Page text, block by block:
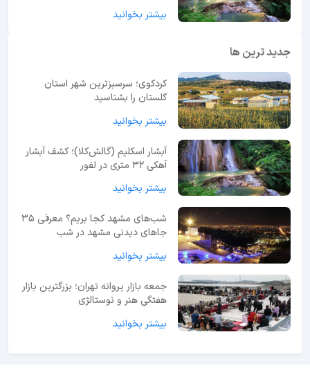
بیشتر بخوانید
جدید ترین ها
کردکوی؛ سرسبزترین شهر استان
گلستان را بشناسید
بیشتر بخوانید
آبشار اسکلیم (گالش‌کلا)؛ کشف آبشار
آهکی ۳۲ متری در لفور
بیشتر بخوانید
شب‌های مشهد کجا بریم؟ معرفی 35
جاهای دیدنی مشهد در شب
بیشتر بخوانید
جمعه بازار پروانه تهران؛ بزرگترین بازار
هفتگی هنر و نوستالژی
بیشتر بخوانید